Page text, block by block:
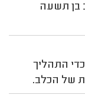
בן תשעה
התהליך
של הכלב.